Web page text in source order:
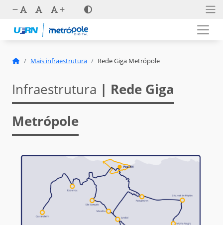
Mais infraestrutura Rede Giga Metrópole
Infraestrutura | Rede Giga
Metrópole